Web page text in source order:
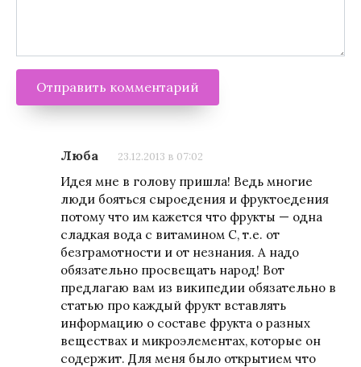
Люба 23.12.2013 в 07:02
Идея мне в голову пришла! Ведь многие
люди бояться сыроедения и фруктоедения
потому что им кажется что фрукты — одна
сладкая вода с витамином С, т.е. от
безграмотности и от незнания. А надо
обязательно просвещать народ! Вот
предлагаю вам из википедии обязательно в
статью про каждый фрукт вставлять
информацию о составе фрукта о разных
веществах и микроэлементах, которые он
содержит. Для меня было открытием что